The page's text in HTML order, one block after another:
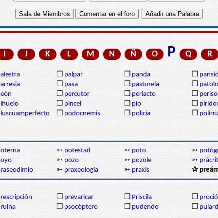
I J K L M N Ñ O P Q R
❒ palpar ❒ panda ❒
❒ pasa ❒ pastorela ❒
❒ percutor ❒ periacto ❒
❒ pincel ❒ pío ❒
❒ podocnemis ❒ policía ❒
➳ potestad ➳ poto ➳
➳ pozo ➳ pozole ➳
➳ praxeología ➳ praxis ✰
❒ prevaricar ❒ Priscila ❒
❒ psocóptero ❒ pudendo ❒